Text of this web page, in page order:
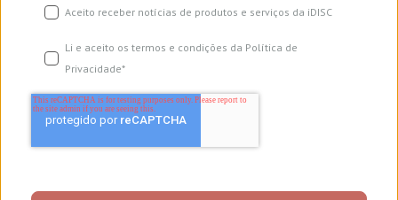
Aceito receber notícias de produtos e serviços da iDISC
Li e aceito os termos e condições da Política de
Privacidade*